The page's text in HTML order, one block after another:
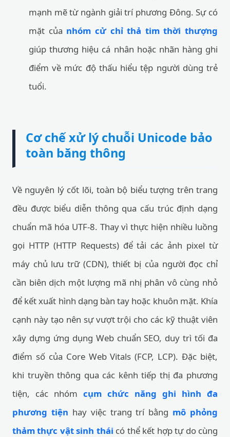
mạnh mẽ từ ngành giải trí phương Đông. Sự có
mặt của nhóm cử chỉ thả tim thời thượng
giúp thương hiệu cá nhân hoặc nhãn hàng ghi
điểm về mức độ thấu hiểu tệp người dùng trẻ
tuổi.
Cơ chế xử lý chuỗi Unicode bảo
toàn băng thông
Về nguyên lý cốt lõi, toàn bộ biểu tượng trên trang
đều được biểu diễn thông qua cấu trúc định dạng
chuẩn mã hóa UTF-8. Thay vì thực hiện nhiều luồng
gọi HTTP (HTTP Requests) để tải các ảnh pixel từ
máy chủ lưu trữ (CDN), thiết bị của người đọc chỉ
cần biên dịch một lượng mã nhị phân vô cùng nhỏ
để kết xuất hình dạng bàn tay hoặc khuôn mặt. Khía
cạnh này tạo nên sự vượt trội cho các kỹ thuật viên
xây dựng ứng dụng Web chuẩn SEO, duy trì tối đa
điểm số của Core Web Vitals (FCP, LCP). Đặc biệt,
khi truyền thông qua các kênh tiếp thị đa phương
tiện, các nhóm cụm chức năng ghi hình đa
phương tiện hay việc trang trí bằng mô phỏng
thảm thực vật sinh thái có thể kết hợp tự do cùng